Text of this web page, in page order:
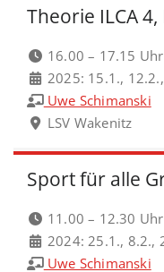
Theorie ILCA 4,
16.00 – 17.15 Uhr
2025: 15.1.,
Uwe Schimanski
LSV Wakenitz
Sport für alle
11.00 – 12.30 Uhr
2024: 25.1., 8.2.,
Uwe Schimanski